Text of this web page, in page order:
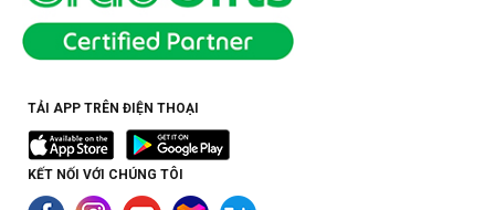
TẢI APP TRÊN ĐIỆN THOẠI
KẾT NỐI VỚI CHÚNG TÔI